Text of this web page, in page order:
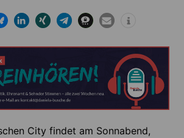
City findet am Sonnabend,